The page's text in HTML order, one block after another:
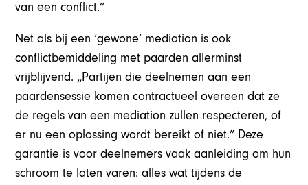
van een conflict.”
Net als bij een ‘gewone’ mediation is ook
conflictbemiddeling met paarden allerminst
vrijblijvend. „Partijen die deelnemen aan een
paardensessie komen contractueel overeen dat ze
de regels van een mediation zullen respecteren, of
er nu een oplossing wordt bereikt of niet.” Deze
garantie is voor deelnemers vaak aanleiding om hun
schroom te laten varen: alles wat tijdens de